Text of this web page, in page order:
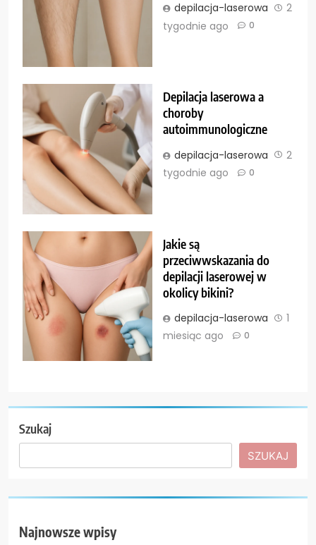
depilacja-laserowa
2
tygodnie ago
0
Depilacja laserowa a
choroby
autoimmunologiczne
depilacja-laserowa
2
tygodnie ago
0
Jakie są
przeciwwskazania do
depilacji laserowej w
okolicy bikini?
depilacja-laserowa
1
miesiąc ago
0
Szukaj
SZUKAJ
Najnowsze wpisy